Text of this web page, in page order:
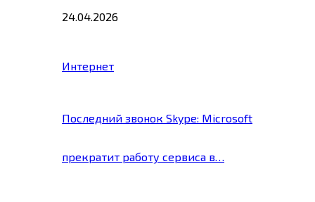
24.04.2026
Интернет
Последний звонок Skype: Microsoft
прекратит работу сервиса в…